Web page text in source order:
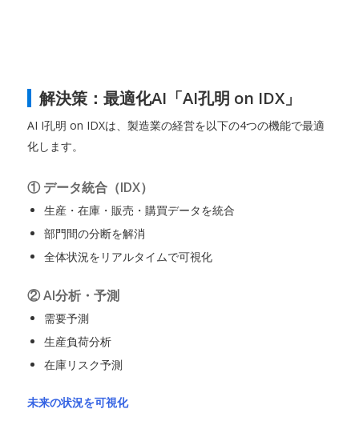
解決策：最適化AI「AI孔明 on IDX」
AI I孔明 on IDXは、製造業の経営を以下の4つの機能で最適
化します。
① データ統合（IDX）
生産・在庫・販売・購買データを統合
部門間の分断を解消
全体状況をリアルタイムで可視化
② AI分析・予測
需要予測
生産負荷分析
在庫リスク予測
未来の状況を可視化